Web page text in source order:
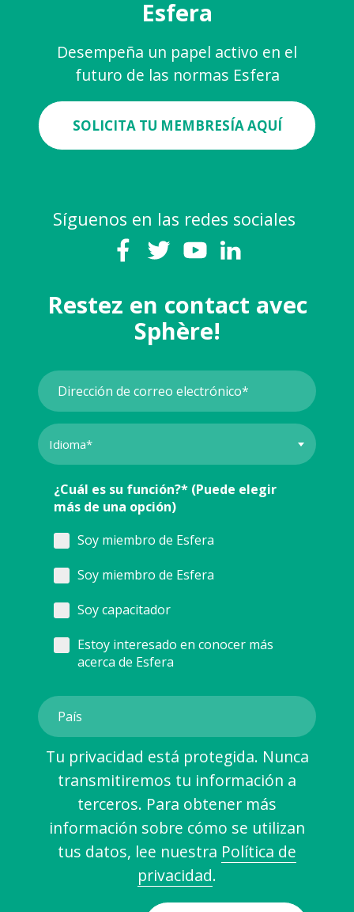
Esfera
Desempeña un papel activo en el
futuro de las normas Esfera
SOLICITA TU MEMBRESÍA AQUÍ
Síguenos en las redes sociales
Restez en contact avec
Sphère!
¿Cuál es su función?* (Puede elegir
más de una opción)
Soy miembro de Esfera
Soy miembro de Esfera
Soy capacitador
Estoy interesado en conocer más
acerca de Esfera
Tu privacidad está protegida. Nunca
transmitiremos tu información a
terceros. Para obtener más
información sobre cómo se utilizan
tus datos, lee nuestra Política de
privacidad.